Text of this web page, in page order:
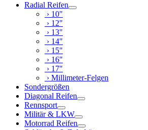
Radial Reifen
› 10"
› 12"
› 13"
› 14"
› 15"
› 16"
› 17"
› Millimeter-Felgen
Sondergrößen
Diagonal Reifen
Rennsport
Militär & LKW
Motorrad Reifen